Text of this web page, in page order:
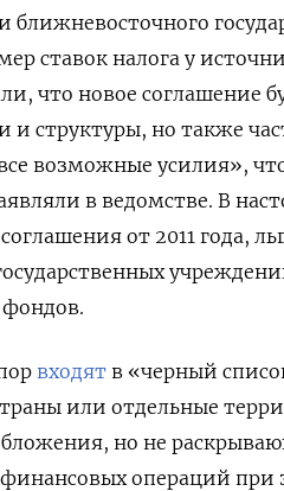
ближневосточного
ставок налога у
что новое соглашение
и структуры, но также
возможные усилия»,
в ведомстве. В
от 2011 года,
фондов.
входят в «черный
или отдельные
но не
операций при